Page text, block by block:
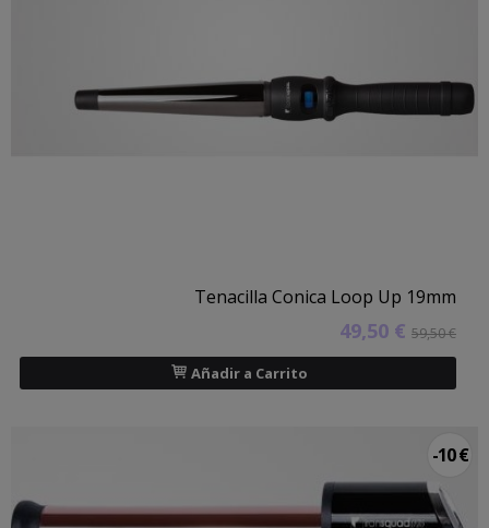
Tenacilla Conica Loop Up 19mm
49,50 € 59,50 €
Añadir a Carrito
-10 €